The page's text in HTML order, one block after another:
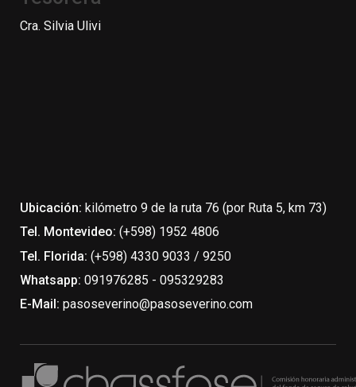
Cra. Silvia Ulivi
Ubicación: kilómetro 9 de la ruta 76 (por Ruta 5, km 73)
Tel. Montevideo: (+598) 1952 4806
Tel. Florida: (+598) 4330 9033 / 9250
Whatsapp: 091976285 - 095329283
E-Mail: pasoseverino@pasoseverino.com